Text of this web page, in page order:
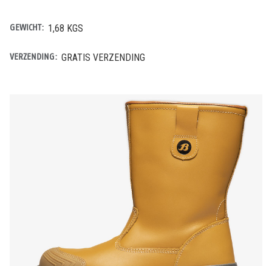
GEWICHT: 1,68 KGS
VERZENDING: GRATIS VERZENDING